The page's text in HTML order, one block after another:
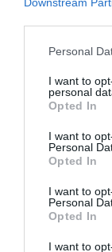
Please note
not limited to
grant or deny
use your data
consent section.
Personal
I want to
personal
Opted In
I want to
Personal
Opted In
I want to
Personal
Opted In
I want to
τροχαίο με
06.08.2026 | 20:20
Τούμπαρε
06.08.2026 | 20:00
Έσπασαν
Αταμάν –
06.08.2026 | 19:40
καίει στο
Φωτιά στη
Δύσκολη νύχτα
εικόνες και
Σοκ στην Εύβοια